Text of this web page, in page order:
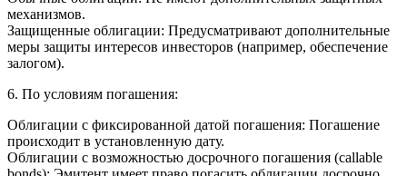
механизмов.
Защищенные облигации: Предусматривают дополнительные
меры защиты интересов инвесторов (например, обеспечение
залогом).
6. По условиям погашения:
Облигации с фиксированной датой погашения: Погашение
происходит в установленную дату.
Облигации с возможностью досрочного погашения (callable